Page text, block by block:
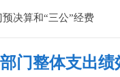
预决算和“三公”经费
门整体支出